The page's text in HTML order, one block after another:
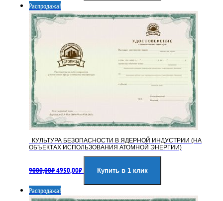
9000,00₽.
Распродажа!
КУЛЬТУРА БЕЗОПАСНОСТИ В ЯДЕРНОЙ ИНДУСТРИИ (НА
ОБЪЕКТАХ ИСПОЛЬЗОВАНИЯ АТОМНОЙ ЭНЕРГИИ)
9000,00₽цена
9000,00₽.
4950,00₽цена:
Купить в 1 клик
Распродажа!